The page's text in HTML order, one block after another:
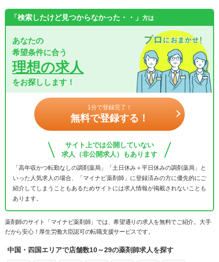
「検索したけど見つからなかった・・」 方は
あなたの
希望条件に合う
理想の求人
をお探しします！
1分で登録完了！
無料で登録する！
サイト上では公開していない
求人（非公開求人）もあります
「高年収かつ転勤なしの調剤薬局」「土日休み＋平日休みの調剤薬局」と
いった人気求人の場合、「マイナビ薬剤師」に登録済みの方に優先的にご
紹介してしまうこともあるためサイトには求人情報が掲載されないことも
あります。
薬剤師のサイト「マイナビ薬剤師」では、希望通りの求人を無料でご紹介。大手
だから安心！厚生労働大臣認可の転職支援サービスです。
中国・四国エリアで店舗数10～29の薬剤師求人を探す